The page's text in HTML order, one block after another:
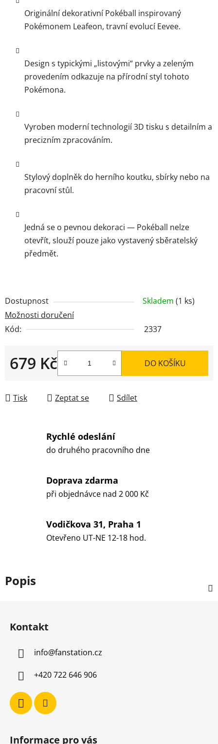
Originální dekorativní Pokéball inspirovaný
Pokémonem Leafeon, travní evolucí Eevee.
Design s typickými „listovými“ prvky a zeleným
provedením odkazuje na přírodní styl tohoto
Pokémona.
Vyroben moderní technologií 3D tisku s detailním a
precizním zpracováním.
Stylový doplněk do herního koutku, sbírky nebo na
pracovní stůl.
Jedná se o pevnou dekoraci — Pokéball nelze
otevřít, slouží pouze jako vystavený sběratelský
předmět.
Dostupnost Skladem (1 ks)
Možnosti doručení
Kód:
2337
679 Kč DO KOŠÍKU
Tisk Zeptat se Sdílet
Rychlé odeslání
do druhého pracovního dne
Doprava zdarma
při objednávce nad 2 000 Kč
Vodičkova 31, Praha 1
Otevřeno UT-NE 12-18 hod.
Popis
Kontakt
info@fanstation.cz
+420 722 646 906
Informace pro vás